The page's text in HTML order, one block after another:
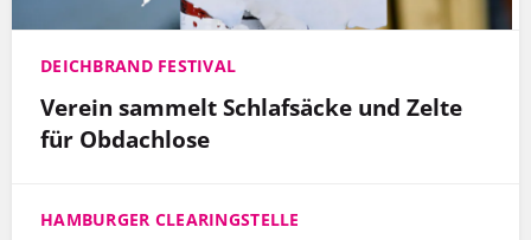
DEICHBRAND FESTIVAL
Verein sammelt Schlafsäcke und Zelte
für Obdachlose
HAMBURGER CLEARINGSTELLE